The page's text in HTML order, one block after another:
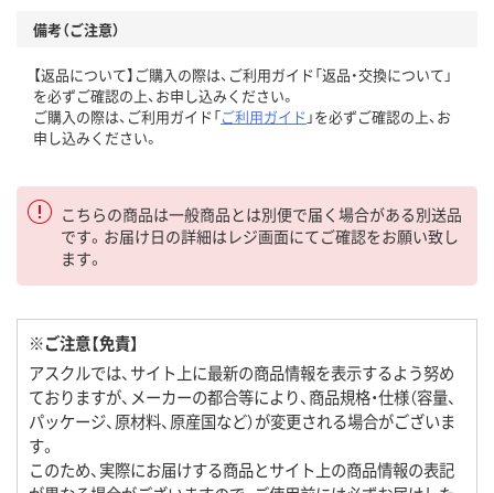
備考（ご注意）
【返品について】ご購入の際は、ご利用ガイド「返品・交換について」
を必ずご確認の上、お申し込みください。
ご購入の際は、ご利用ガイド「ご利用ガイド 」を必ずご確認の上、お
申し込みください。
こちらの商品は一般商品とは別便で届く場合がある別送品
です。お届け日の詳細はレジ画面にてご確認をお願い致し
ます。
※ご注意【免責】
アスクルでは、サイト上に最新の商品情報を表示するよう努め
ておりますが、メーカーの都合等により、商品規格・仕様（容量、
パッケージ、原材料、原産国など）が変更される場合がございま
す。
このため、実際にお届けする商品とサイト上の商品情報の表記